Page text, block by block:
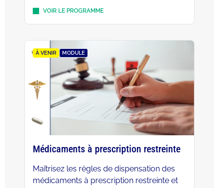
VOIR LE PROGRAMME
À VENIR MODULE
Médicaments à prescription restreinte
Maîtrisez les règles de dispensation des
médicaments à prescription restreinte et